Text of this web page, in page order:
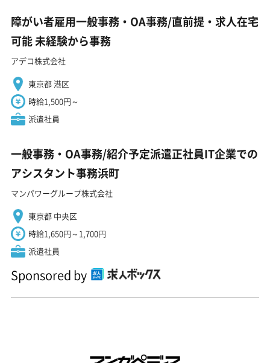
障がい者雇用一般事務・OA事務/直前提・求人在宅
可能 未経験から事務
アデコ株式会社
東京都 港区
時給1,500円～
派遣社員
一般事務・OA事務/紹介予定派遣正社員IT企業での
アシスタント事務浜町
マンパワーグループ株式会社
東京都 中央区
時給1,650円～1,700円
派遣社員
Sponsored by